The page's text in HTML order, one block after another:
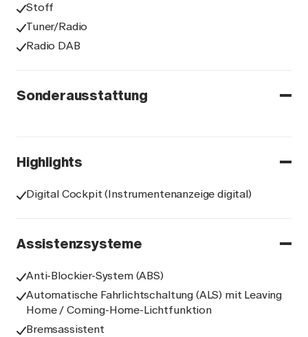
Stoff
Tuner/Radio
Radio DAB
Sonderausstattung
Highlights
Digital Cockpit (Instrumentenanzeige digital)
Assistenzsysteme
Anti-Blockier-System (ABS)
Automatische Fahrlichtschaltung (ALS) mit Leaving
Home / Coming-Home-Lichtfunktion
Bremsassistent